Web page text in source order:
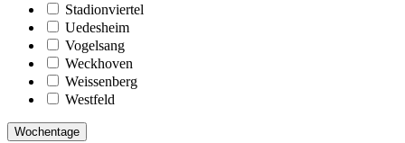
Stadionviertel
Uedesheim
Vogelsang
Weckhoven
Weissenberg
Westfeld
Wochentage